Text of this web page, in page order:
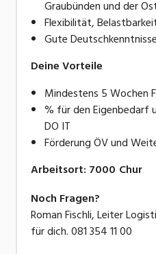
Graubünden und der
Flexibilität,
Gute
Deine Vorteile
Mindestens 5 Wochen
% für den Eigenbedarf
DO IT
Förderung ÖV und
Arbeitsort: 7000 Chur
Noch Fragen?
Roman Fischli, Leiter
für dich. 081 354 11 00